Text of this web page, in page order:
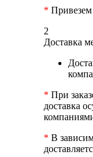
* Привезем
2
Доставка
* При
доставка
* В